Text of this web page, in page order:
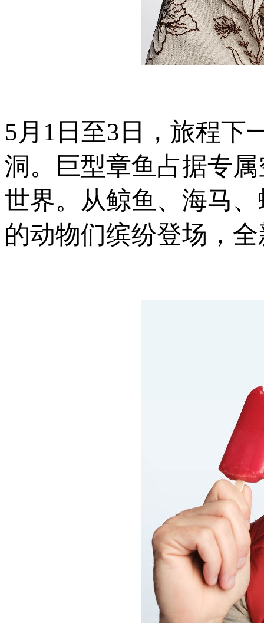
5月1日至3日，旅程下
洞。巨型章鱼占据专
世界。从鲸鱼、海马
的动物们缤纷登场，